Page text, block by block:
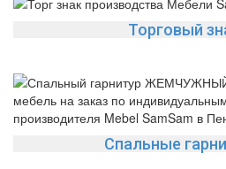
Торговый
Спальные